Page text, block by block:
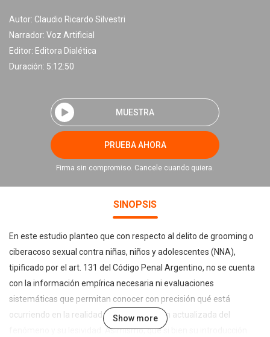
Autor: Claudio Ricardo Silvestri
Narrador: Voz Artificial
Editor: Editora Dialética
Duración: 5:12:50
MUESTRA
PRUEBA AHORA
Firma sin compromiso. Cancele cuando quiera.
SINOPSIS
En este estudio planteo que con respecto al delito de grooming o
ciberacoso sexual contra niñas, niños y adolescentes (NNA),
tipificado por el art. 131 del Código Penal Argentino, no se cuenta
con la información empírica necesaria ni evaluaciones
sistemáticas que permitan conocer con precisión qué está
ocurriendo en la realidad y tener una visión actualizada del
fenómeno y su lesividad. Asimismo, que si bien su introducción
Show more